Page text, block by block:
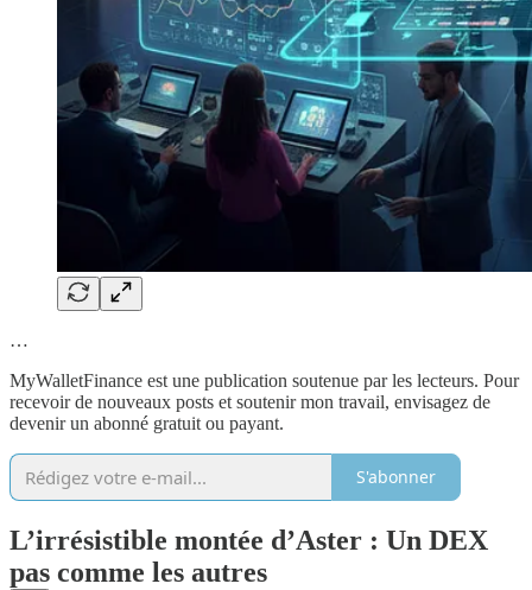
…
MyWalletFinance est une publication soutenue par les lecteurs. Pour
recevoir de nouveaux posts et soutenir mon travail, envisagez de
devenir un abonné gratuit ou payant.
S'abonner
L’irrésistible montée d’Aster : Un DEX
pas comme les autres